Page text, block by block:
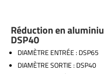
Réduction en
DSP40
DIAMÈTRE ENTRÉE : DSP65
DIAMÈTRE SORTIE : DSP40